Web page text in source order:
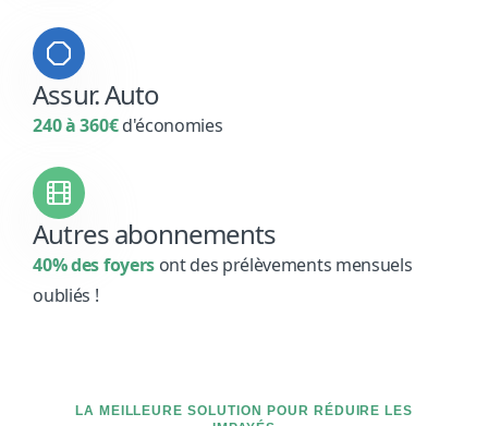
Assur. Auto
240 à 360€d'économies
Autres abonnements
40% des foyers ont des prélèvements mensuels
oubliés !
LA MEILLEURE SOLUTION POUR RÉDUIRE LES